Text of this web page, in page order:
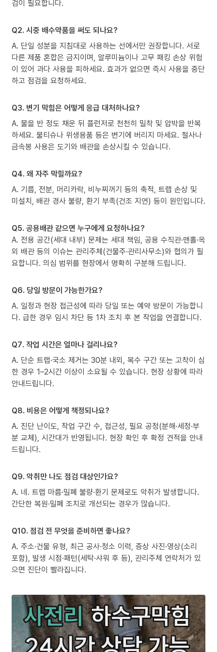
검이 필요합니다.
Q2. 시중 배수약품을 써도 되나요?
A. 단일 성분을 지침대로 사용하는 선에서만 권장합니다. 서로
다른 제품 혼합은 금지이며, 알루미늄이나 고무 패킹 손상 위험
이 있어 과다 사용을 피하세요. 효과가 없으면 즉시 사용을 중단
하고 점검을 요청하세요.
Q3. 변기 막힘은 어떻게 응급 대처하나요?
A. 물을 반 정도 채운 뒤 플런저로 천천히 밀착 및 압박을 반복
하세요. 물티슈나 위생용품 등은 변기에 버리지 마세요. 철사나
금속봉 사용은 도기와 배관을 손상시킬 수 있습니다.
Q4. 왜 자주 막힐까요?
A. 기름, 전분, 머리카락, 비누찌꺼기 등의 축적, 트랩 손상 및
미설치, 배관 경사 불량, 환기 부족(건조 지연) 등이 원인입니다.
Q5. 공용배관 같으면 누구에게 요청하나요?
A. 전용 공간(세대 내부) 문제는 세대 책임, 공용 수직관·맨홀·옥
외 배관 등의 이슈는 관리주체(건물주·관리사무소)와 협의가 필
요합니다. 의심 범위를 현장에서 명확히 구분해 드립니다.
Q6. 당일 방문이 가능한가요?
A. 일정과 현장 접근성에 따라 당일 또는 예약 방문이 가능합니
다. 급한 경우 임시 차단 등 1차 조치 후 본 작업을 연결합니다.
Q7. 작업 시간은 얼마나 걸리나요?
A. 단순 트랩·국소 제거는 30분 내외, 복수 구간 또는 고착이 심
한 경우 1–2시간 이상이 소요될 수 있습니다. 현장 상황에 따라
안내드립니다.
Q8. 비용은 어떻게 책정되나요?
A. 진단 난이도, 작업 구간 수, 접근성, 필요 공정(분해·세정·부
분 교체), 시간대가 반영됩니다. 현장 확인 후 확정 견적을 안내
드립니다.
Q9. 악취만 나도 점검 대상인가요?
A. 네. 트랩 마름·밀폐 불량·환기 문제로도 악취가 발생합니다.
간단한 복원·밀폐 조치로 개선되는 경우가 많습니다.
Q10. 점검 전 무엇을 준비하면 좋나요?
A. 주소·건물 유형, 최근 공사·청소 이력, 증상 사진·영상(소리
포함), 발생 시점·패턴(세탁·샤워 후 등), 관리주체 연락처가 있
으면 진단이 빨라집니다.